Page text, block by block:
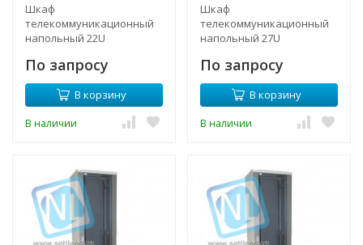
Шкаф
телекоммуникационный
напольный 22U
(SNR-TFC-226010-GS-G)
По запросу
В корзину
В наличии
Шкаф
телекоммуникационный
напольный 27U
(SNR-TFC-276010-GS-G)
По запросу
В корзину
В наличии